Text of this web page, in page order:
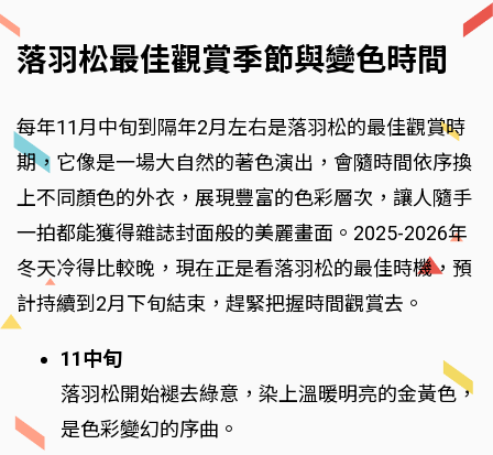
落羽松最佳觀賞季節與變色時間
每年11月中旬到隔年2月左右是落羽松的最佳觀賞時
期，它像是一場大自然的著色演出，會隨時間依序換
上不同顏色的外衣，展現豐富的色彩層次，讓人隨手
一拍都能獲得雜誌封面般的美麗畫面。2025-2026年
冬天冷得比較晚，現在正是看落羽松的最佳時機，預
計持續到2月下旬結束，趕緊把握時間觀賞去。
11中旬
落羽松開始褪去綠意，染上溫暖明亮的金黃色，
是色彩變幻的序曲。